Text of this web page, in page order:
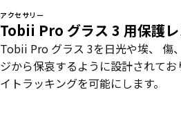
アクセサリー
Tobii Pro グラス 3 用保護
Tobii Pro グラス 3を日光や埃、 傷
ジから保哀するように設計されて
イトラッキングを可能にします。